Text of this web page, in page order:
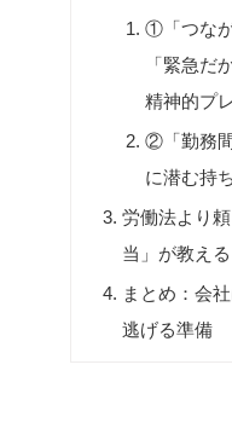
①「つな
「緊急だ
精神的プ
②「勤務間
に潜む持
労働法より
当」が教え
まとめ：会
逃げる準備